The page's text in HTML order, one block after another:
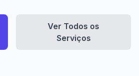
Ver Todos os
Serviços